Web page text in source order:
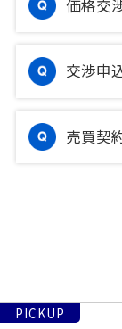
価格交
交渉申
売買契
PICKUP